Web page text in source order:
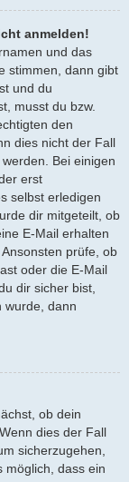
anmelden!
und das
stimmen, dann gibt
und du
musst du bzw.
den
dies nicht der Fall
Bei einigen
erst
selbst erledigen
dir mitgeteilt, ob
E-Mail erhalten
prüfe, ob
oder die E-Mail
dir sicher bist,
wurde, dann
ob dein
dies der Fall
sicherzugehen,
möglich, dass ein